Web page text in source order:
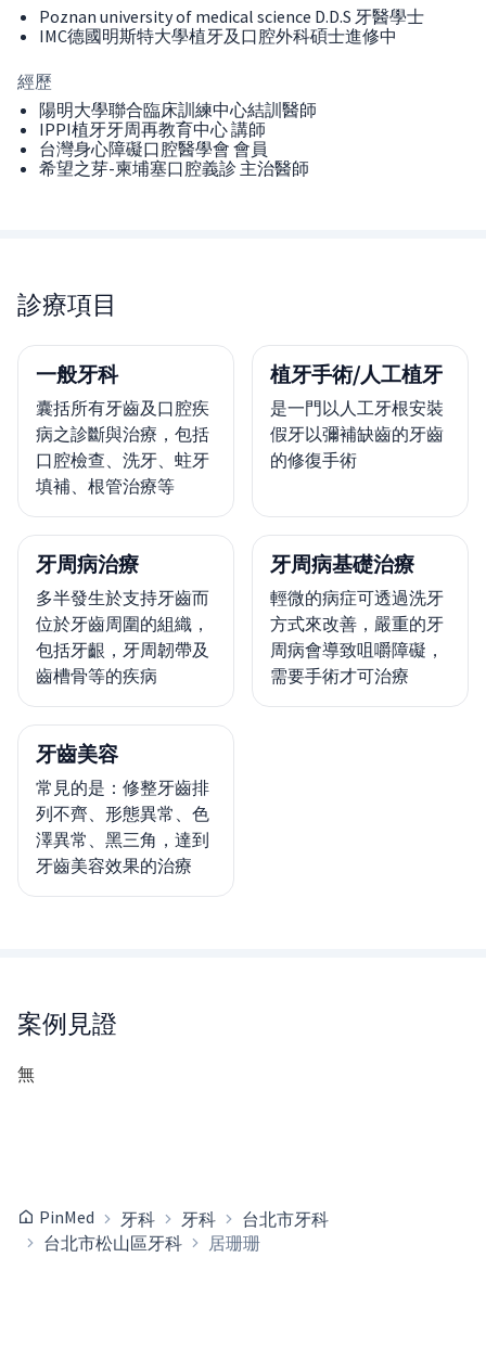
Poznan university of medical science D.D.S 牙醫學士
IMC德國明斯特大學植牙及口腔外科碩士進修中
經歷
陽明大學聯合臨床訓練中心結訓醫師
IPPI植牙牙周再教育中心 講師
台灣身心障礙口腔醫學會 會員
希望之芽-柬埔塞口腔義診 主治醫師
診療項目
一般牙科
囊括所有牙齒及口腔疾
病之診斷與治療，包括
口腔檢查、洗牙、蛀牙
填補、根管治療等
植牙手術/人工植牙
是一門以人工牙根安裝
假牙以彌補缺齒的牙齒
的修復手術
牙周病治療
多半發生於支持牙齒而
位於牙齒周圍的組織，
包括牙齦，牙周韌帶及
齒槽骨等的疾病
牙周病基礎治療
輕微的病症可透過洗牙
方式來改善，嚴重的牙
周病會導致咀嚼障礙，
需要手術才可治療
牙齒美容
常見的是：修整牙齒排
列不齊、形態異常、色
澤異常、黑三角，達到
牙齒美容效果的治療
案例見證
無
PinMed 牙科 牙科
台北市牙科
台北市松山區牙科
居珊珊